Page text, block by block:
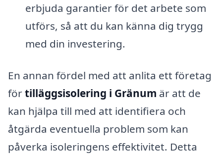
erbjuda garantier för det arbete som
utförs, så att du kan känna dig trygg
med din investering.
En annan fördel med att anlita ett företag
förtilläggsisolering i Gränum är att de
kan hjälpa till med att identifiera och
åtgärda eventuella problem som kan
påverka isoleringens effektivitet. Detta